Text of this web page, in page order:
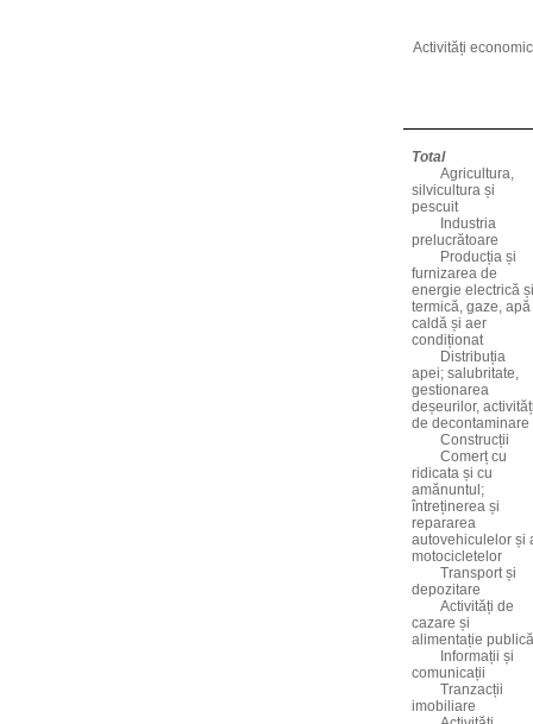
Activități
Total
Agricultura,
silvicultura și
pescuit
Industria
prelucrătoare
Producția și
furnizarea de
energie electrică
termică, gaze, apă
caldă și aer
condiționat
Distribuția
apei; salubritate,
gestionarea
deșeurilor,
de decontaminare
Construcții
Comerț cu
ridicata și cu
amănuntul;
întreținerea și
repararea
autovehiculelor și
motocicletelor
Transport și
depozitare
Activități de
cazare și
alimentație
Informații și
comunicații
Tranzacții
imobiliare